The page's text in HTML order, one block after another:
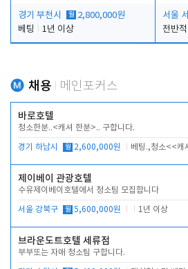
경기 부천시 월 2,800,000원
베팅
1년 이상
서울
채용 메인포커스
바로호텔
청소한분..<캐셔 한분>.. 구합니다.
경기 하남시 월 2,600,000원
제이베이 관광호텔
수유제이베이호텔에서 청소팀 모집합니다
서울 강북구 월 5,600,000원 1년 이상
브라운도트호텔 세류점
부부또는 자매 청소팀 구합니다.